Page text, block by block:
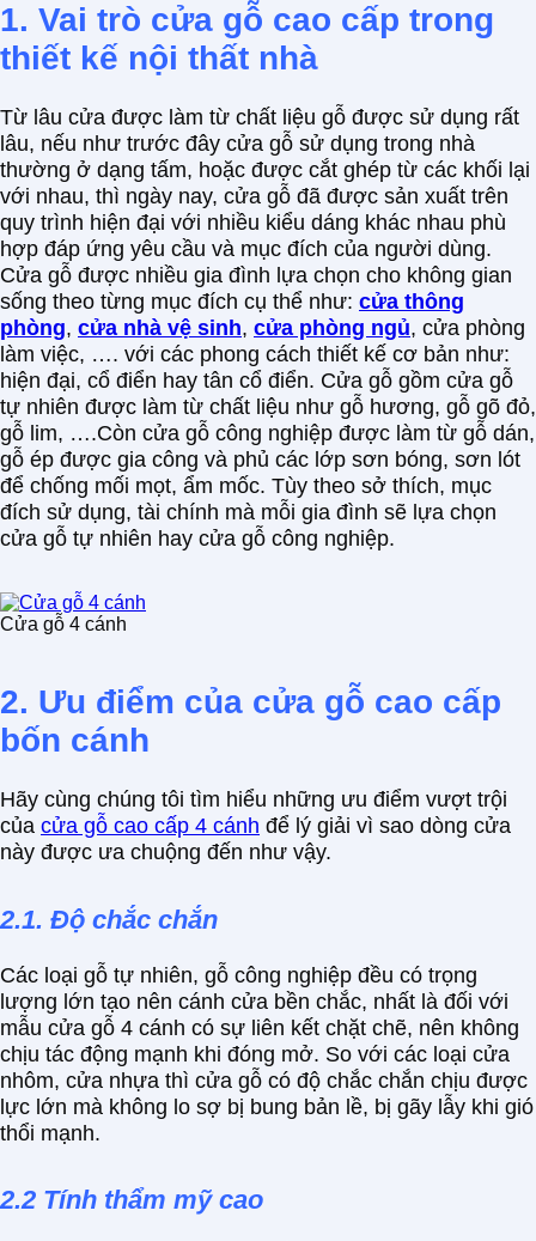
1. Vai trò cửa gỗ cao cấp trong
thiết kế nội thất nhà
Từ lâu cửa được làm từ chất liệu gỗ được sử dụng rất
lâu, nếu như trước đây cửa gỗ sử dụng trong nhà
thường ở dạng tấm, hoặc được cắt ghép từ các khối lại
với nhau, thì ngày nay, cửa gỗ đã được sản xuất trên
quy trình hiện đại với nhiều kiểu dáng khác nhau phù
hợp đáp ứng yêu cầu và mục đích của người dùng.
Cửa gỗ được nhiều gia đình lựa chọn cho không gian
sống theo từng mục đích cụ thể như: cửa thông
phòng, cửa nhà vệ sinh, cửa phòng ngủ, cửa phòng
làm việc, …. với các phong cách thiết kế cơ bản như:
hiện đại, cổ điển hay tân cổ điển. Cửa gỗ gồm cửa gỗ
tự nhiên được làm từ chất liệu như gỗ hương, gỗ gõ đỏ,
gỗ lim, ….Còn cửa gỗ công nghiệp được làm từ gỗ dán,
gỗ ép được gia công và phủ các lớp sơn bóng, sơn lót
để chống mối mọt, ẩm mốc. Tùy theo sở thích, mục
đích sử dụng, tài chính mà mỗi gia đình sẽ lựa chọn
cửa gỗ tự nhiên hay cửa gỗ công nghiệp.
Cửa gỗ 4 cánh
2. Ưu điểm của cửa gỗ cao cấp
bốn cánh
Hãy cùng chúng tôi tìm hiểu những ưu điểm vượt trội
của cửa gỗ cao cấp 4 cánh để lý giải vì sao dòng cửa
này được ưa chuộng đến như vậy.
2.1. Độ chắc chắn
Các loại gỗ tự nhiên, gỗ công nghiệp đều có trọng
lượng lớn tạo nên cánh cửa bền chắc, nhất là đối với
mẫu cửa gỗ 4 cánh có sự liên kết chặt chẽ, nên không
chịu tác động mạnh khi đóng mở. So với các loại cửa
nhôm, cửa nhựa thì cửa gỗ có độ chắc chắn chịu được
lực lớn mà không lo sợ bị bung bản lề, bị gãy lẫy khi gió
thổi mạnh.
2.2 Tính thẩm mỹ cao